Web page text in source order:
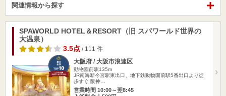
関連情報から探す
SPAWORLD HOTEL＆RESORT（旧 スパワールド世界の
大温泉）
3.5点 / 111 件
大阪府 / 大阪市浪速区
動物園前駅135m
JR南海新今宮駅東出口、地下鉄動物園前駅5番出口より徒
歩すぐ 阪神…
営業時間 10:00～翌8:45